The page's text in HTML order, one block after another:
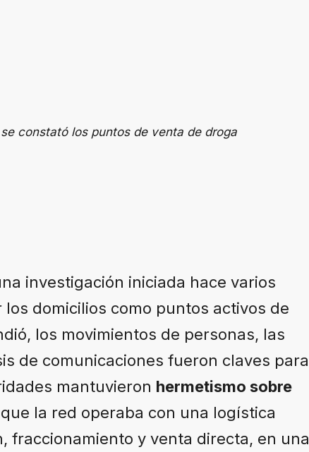
constató los puntos de venta de droga
investigación iniciada hace varios
domicilios como puntos activos de
los movimientos de personas, las
de comunicaciones fueron claves para
mantuvieron hermetismo sobre
la red operaba con una logística
fraccionamiento y venta directa, en una